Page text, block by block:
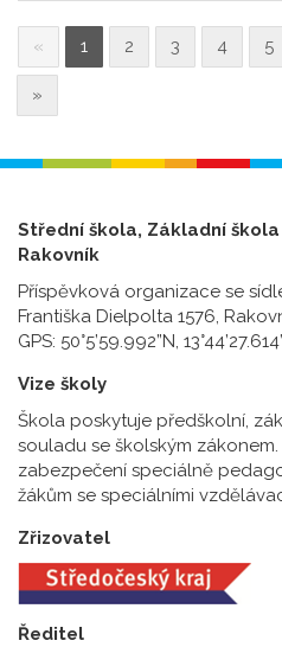
« 1 2 3 4 5
»
Střední škola, Základní
Rakovník
Příspěvková organizace se
Františka Dielpolta 1576,
GPS: 50°5’59.992”N,
Vize školy
Škola poskytuje předškolní,
souladu se školským
zabezpečení speciálně
žákům se speciálními
Zřizovatel
Ředitel